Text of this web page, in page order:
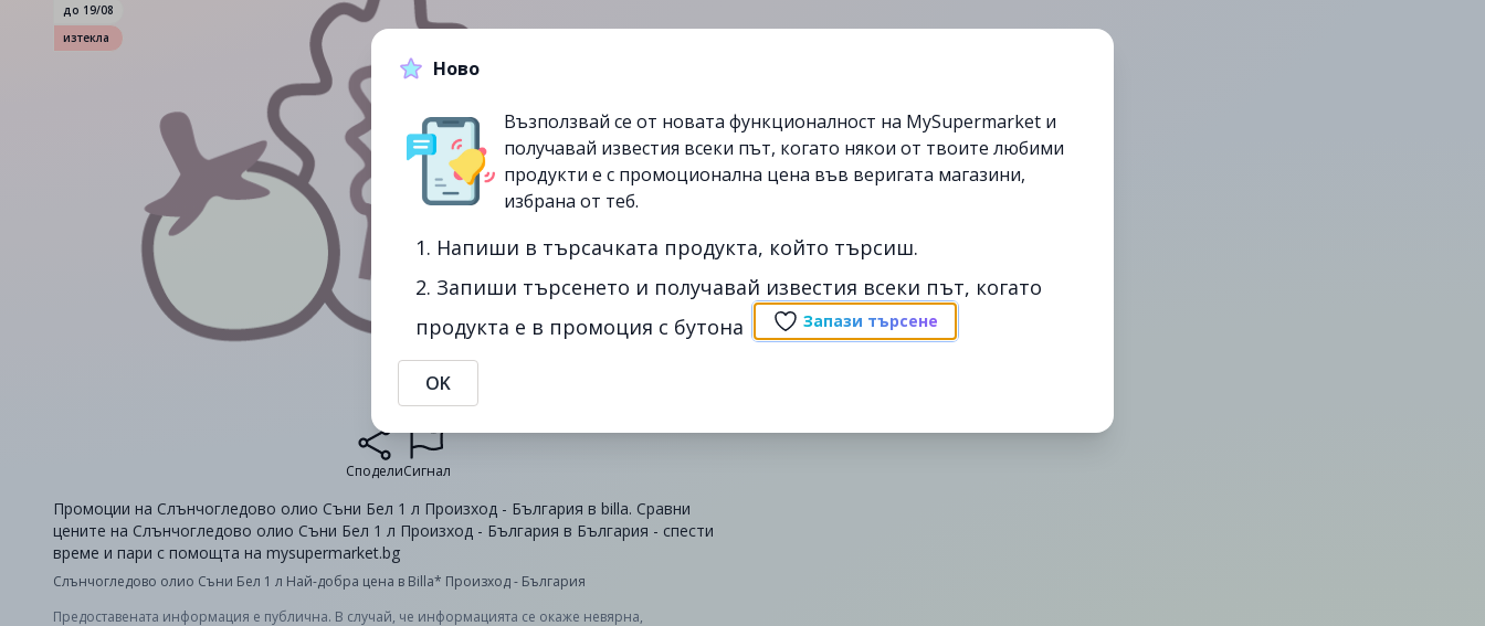
до 19/08
изтекла
СподелиСигнал
Промоции на Слънчогледово олио Съни Бел 1 л Произход - България в billa. Сравни
цените на Слънчогледово олио Съни Бел 1 л Произход - България в България - спести
време и пари с помощта на mysupermarket.bg
Слънчогледово олио Съни Бел 1 л Най-добра цена в Billa* Произход - България
Предоставената информация е публична. В случай, че информацията се окаже невярна,
Ново
Възползвай се от новата функционалност на MySupermarket и
получавай известия всеки път, когато някои от твоите любими
продукти е с промоционална цена във веригата магазини,
избрана от теб.
1. Напиши в търсачката продукта, който търсиш.
2. Запиши търсенето и получавай известия всеки път, когато
продукта е в промоция с бутона
Запази търсене
OK